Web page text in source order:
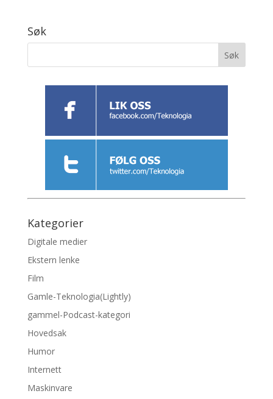
Søk
Kategorier
Digitale medier
Ekstern lenke
Film
Gamle-Teknologia(Lightly)
gammel-Podcast-kategori
Hovedsak
Humor
Internett
Maskinvare